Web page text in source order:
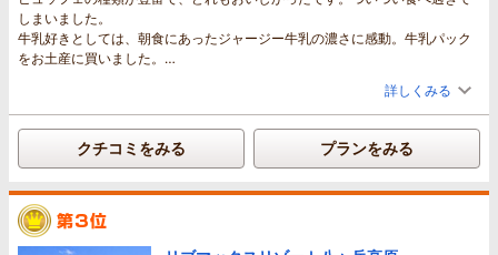
しまいました。
牛乳好きとしては、朝食にあったジャージー牛乳の濃さに感動。牛乳パック
をお土産に買いました。
詳しくみる
クチコミをみる プランをみる